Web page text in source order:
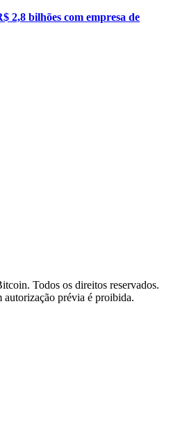
2,8 bilhões com empresa de
Todos os direitos reservados.
autorização prévia é proibida.